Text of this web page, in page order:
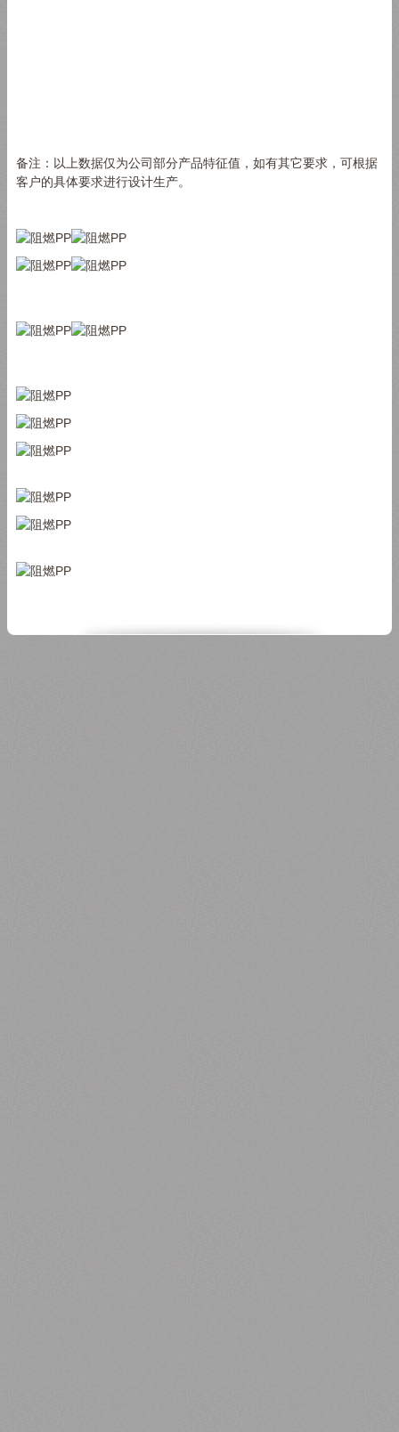
备注：以上数据仅为公司部分产品特征值，如有其它要求，可根据
客户的具体要求进行设计生产。